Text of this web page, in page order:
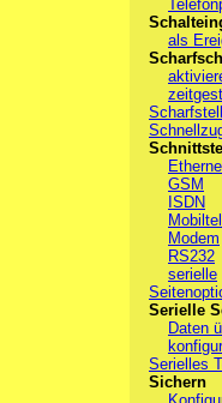
als
GSM
ISDN
Modem
RS232
serielle
Serielle
Daten
Serielles
Sichern